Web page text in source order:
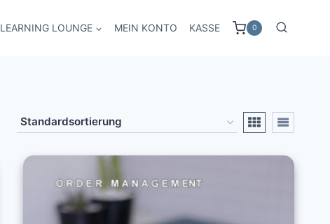
LEARNING LOUNGE MEIN KONTO KASSE 0